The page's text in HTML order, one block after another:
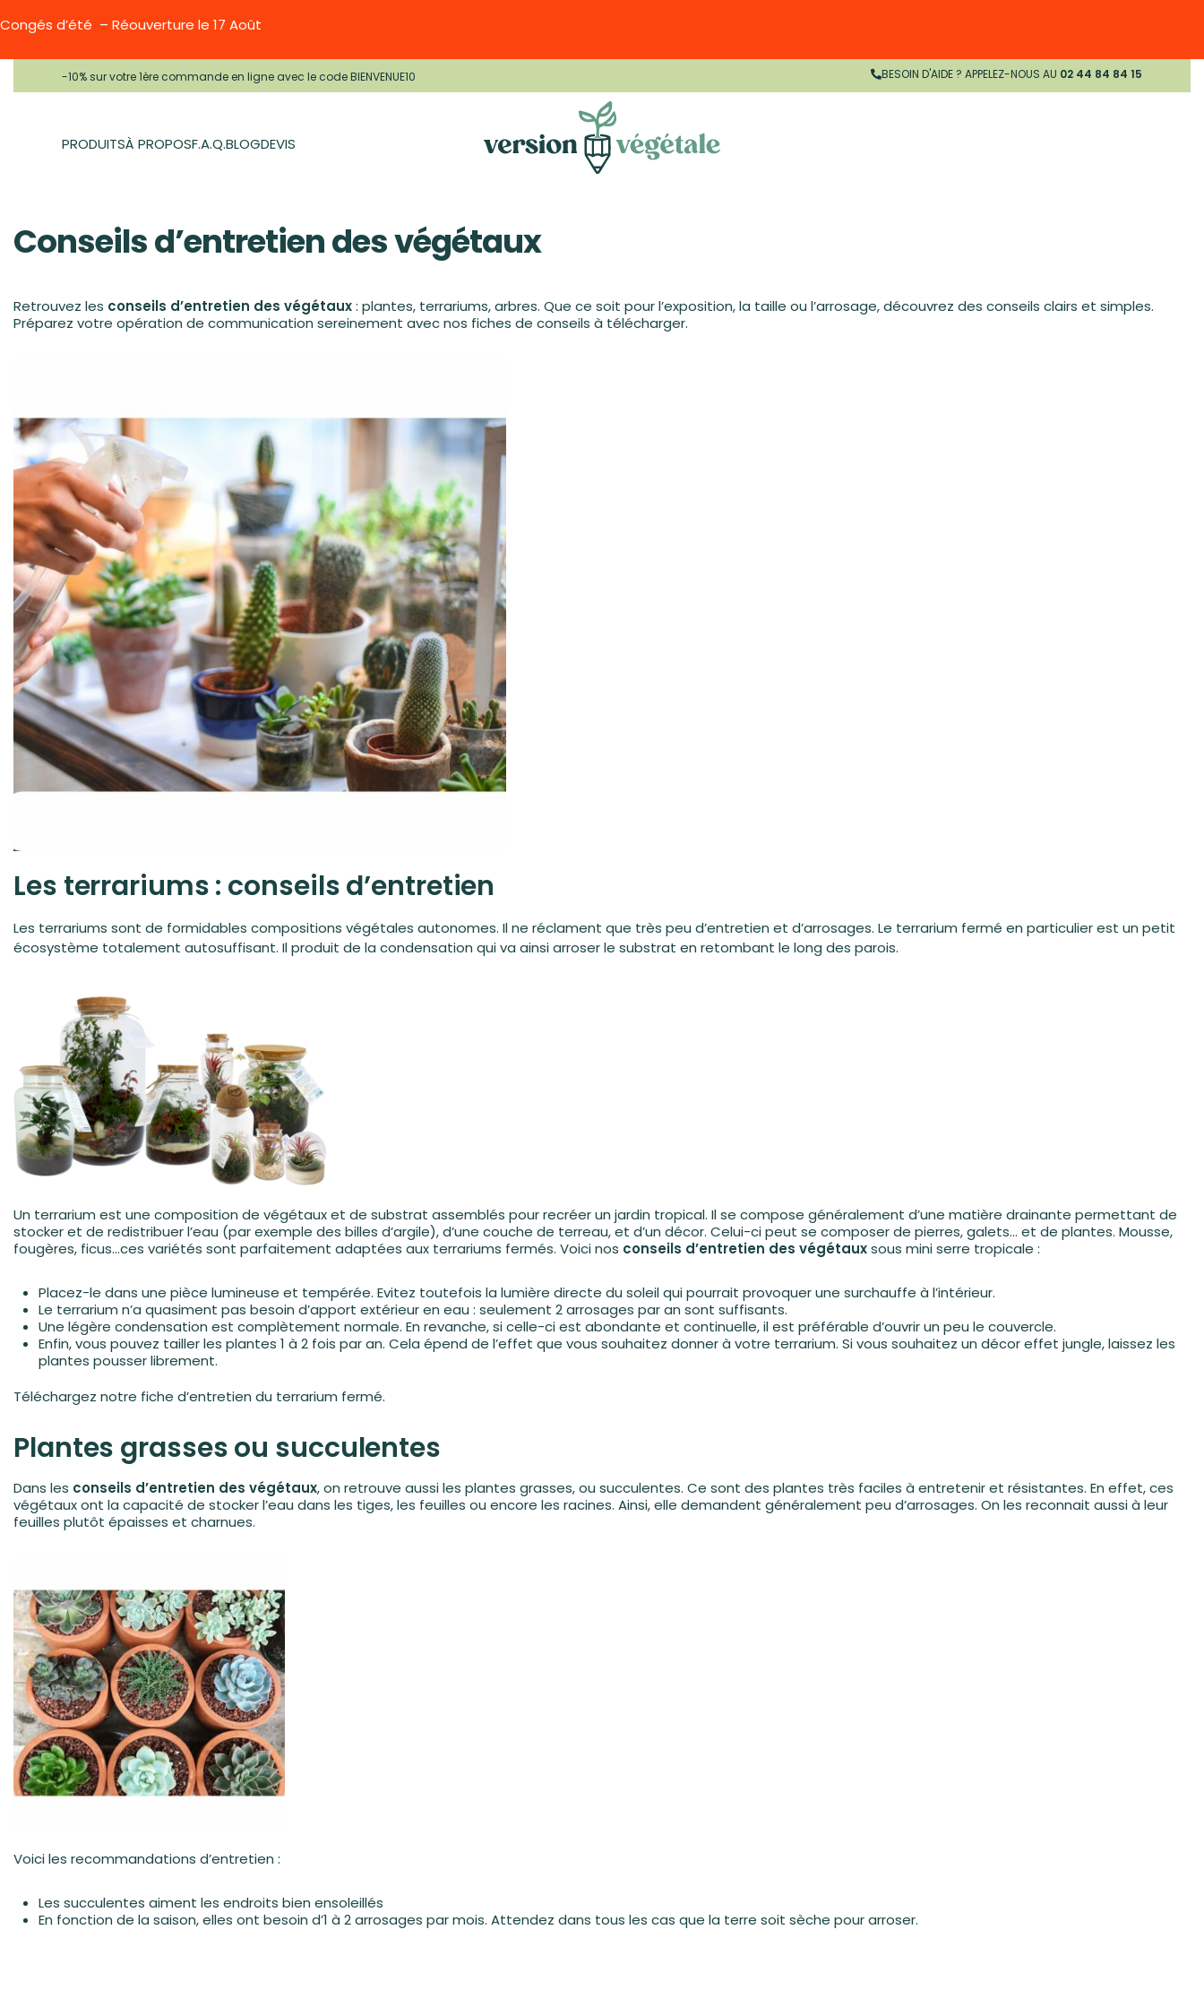
Congés d’été – Réouverture le 17 Août
-10% sur votre 1ère commande en ligne avec le code BIENVENUE10 BESOIN D'AIDE ? APPELEZ-NOUS AU 02 44 84 84 15
PRODUITSÀ PROPOSF.A.Q.BLOGDEVIS
Conseils d’entretien des végétaux
Retrouvez les conseils d’entretien des végétaux: plantes, terrariums, arbres. Que ce soit pour l’exposition, la taille ou l’arrosage, découvrez des conseils clairs et simples.
Préparez votre opération de communication sereinement avec nos fiches de conseils à télécharger.
Les terrariums : conseils d’entretien
Les terrariums sont de formidables compositions végétales autonomes. Il ne réclament que très peu d’entretien et d’arrosages. Le terrarium fermé en particulier est un petit
écosystème totalement autosuffisant. Il produit de la condensation qui va ainsi arroser le substrat en retombant le long des parois.
Un terrarium est une composition de végétaux et de substrat assemblés pour recréer un jardin tropical. Il se compose généralement d’une matière drainante permettant de
stocker et de redistribuer l’eau (par exemple des billes d’argile), d’une couche de terreau, et d’un décor. Celui-ci peut se composer de pierres, galets… et de plantes. Mousse,
fougères, ficus…ces variétés sont parfaitement adaptées aux terrariums fermés. Voici nos conseils d’entretien des végétauxsous mini serre tropicale :
Placez-le dans une pièce lumineuse et tempérée. Evitez toutefois la lumière directe du soleil qui pourrait provoquer une surchauffe à l’intérieur.
Le terrarium n’a quasiment pas besoin d’apport extérieur en eau : seulement 2 arrosages par an sont suffisants.
Une légère condensation est complètement normale. En revanche, si celle-ci est abondante et continuelle, il est préférable d’ouvrir un peu le couvercle.
Enfin, vous pouvez tailler les plantes 1 à 2 fois par an. Cela épend de l’effet que vous souhaitez donner à votre terrarium. Si vous souhaitez un décor effet jungle, laissez les
plantes pousser librement.
Téléchargez notre fiche d’entretien du terrarium fermé.
Plantes grasses ou succulentes
Dans les conseils d’entretien des végétaux, on retrouve aussi les plantes grasses, ou succulentes. Ce sont des plantes très faciles à entretenir et résistantes. En effet, ces
végétaux ont la capacité de stocker l’eau dans les tiges, les feuilles ou encore les racines. Ainsi, elle demandent généralement peu d’arrosages. On les reconnait aussi à leur
feuilles plutôt épaisses et charnues.
Voici les recommandations d’entretien :
Les succulentes aiment les endroits bien ensoleillés
En fonction de la saison, elles ont besoin d’1 à 2 arrosages par mois. Attendez dans tous les cas que la terre soit sèche pour arroser.